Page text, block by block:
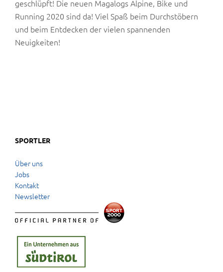
geschlüpft! Die neuen Magalogs Alpine, Bike und
Running 2020 sind da! Viel Spaß beim Durchstöbern
und beim Entdecken der vielen spannenden
Neuigkeiten!
SPORTLER
Über uns
Jobs
Kontakt
Newsletter